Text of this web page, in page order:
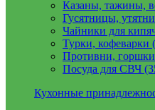
Казаны, тажины,
Гусятницы,
Чайники для
Турки, кофеварки
Противни, горшки
Посуда для СВЧ
Кухонные